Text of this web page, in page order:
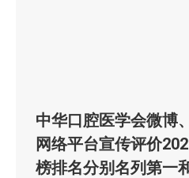
中华口腔医学会微博
网络平台宣传评价
榜排名分别名列第一